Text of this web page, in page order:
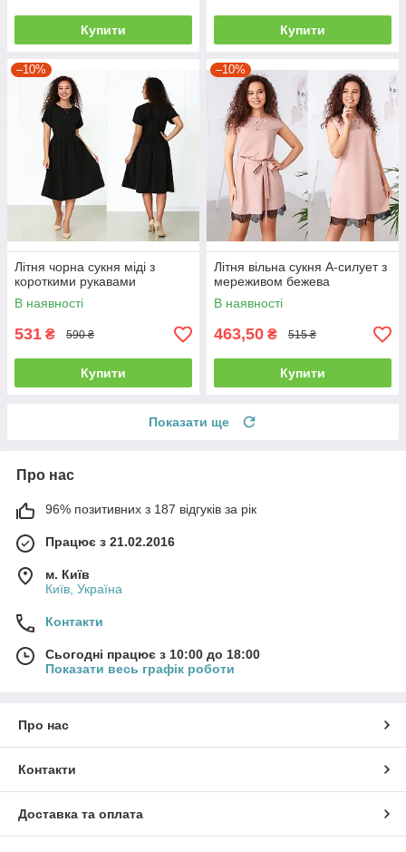
Купити Купити
–10%
Літня чорна сукня міді з
короткими рукавами
В наявності
531 ₴ 590 ₴
Купити
–10%
Літня вільна сукня А-силует з
мереживом бежева
В наявності
463,50 ₴ 515 ₴
Купити
Показати ще
Про нас
96% позитивних з 187 відгуків за рік
Працює з 21.02.2016
м. Київ
Київ, Україна
Контакти
Сьогодні працює з 10:00 до 18:00
Показати весь графік роботи
Про нас
Контакти
Доставка та оплата